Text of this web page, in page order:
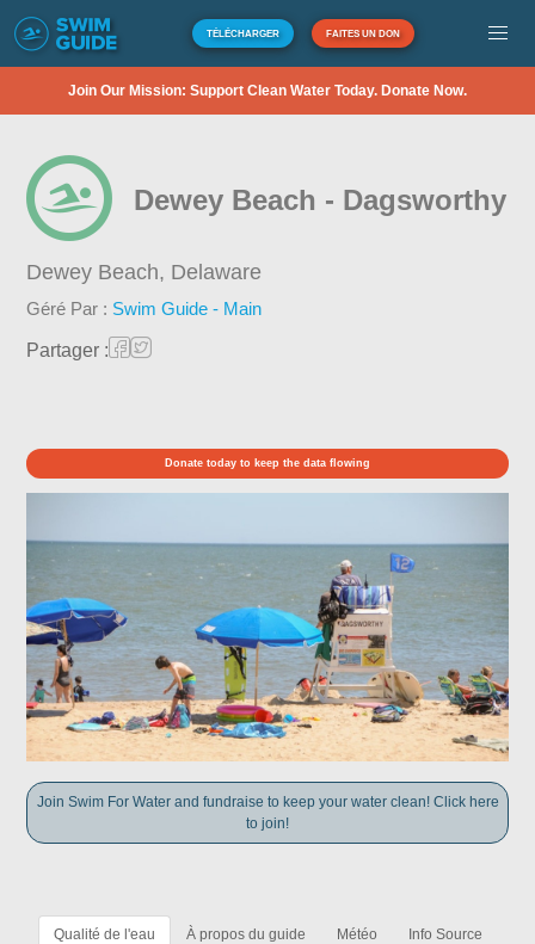
TÉLÉCHARGER FAITES UN DON
Join Our Mission: Support Clean Water Today. Donate Now.
Dewey Beach - Dagsworthy
Dewey Beach, Delaware
Géré Par : Swim Guide - Main
Partager :
Donate today to keep the data flowing
Join Swim For Water and fundraise to keep your water clean! Click here
to join!
Qualité de l'eau À propos du guide Météo Info Source